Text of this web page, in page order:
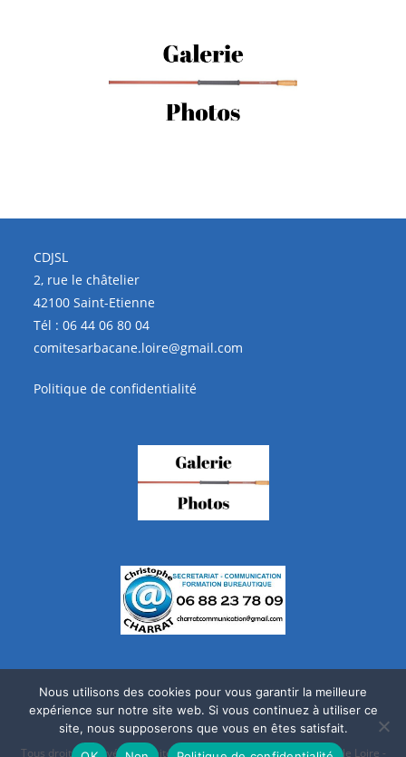
CDJSL
2, rue le châtelier
42100 Saint-Etienne
Tél :06 44 06 80 04
comitesarbacane.loire@gmail.com
Politique de confidentialité
Tous droits réservés à Comité Départemental de Sarbacane de le Loire -
Nous utilisons des cookies pour vous garantir la meilleure
expérience sur notre site web. Si vous continuez à utiliser ce
site, nous supposerons que vous en êtes satisfait.